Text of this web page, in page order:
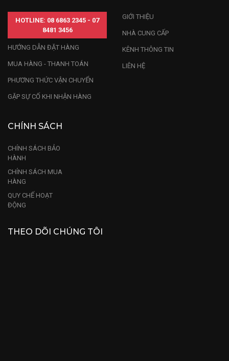
HOTLINE: 08 6863 2345 - 07
8481 3456
HƯỚNG DẪN ĐẶT HÀNG
MUA HÀNG - THANH TOÁN
PHƯƠNG THỨC VẬN CHUYỂN
GẶP SỰ CỐ KHI NHẬN HÀNG
GIỚI THIỆU
NHÀ CUNG CẤP
KÊNH THÔNG TIN
LIÊN HỆ
CHÍNH SÁCH
CHÍNH SÁCH BẢO
HÀNH
CHÍNH SÁCH MUA
HÀNG
QUY CHẾ HOẠT
ĐỘNG
THEO DÕI CHÚNG TÔI